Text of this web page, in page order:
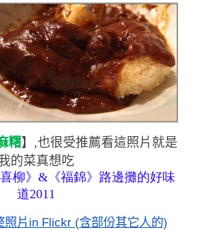
糬】 ,也很受推薦看這照片就是
的菜真想吃
照片in Flickr (含部份其它人的)